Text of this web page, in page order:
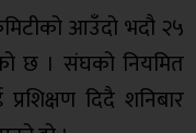
आउँदो भदौ २५
छ । संघको नियमित
दिदै शनिबार